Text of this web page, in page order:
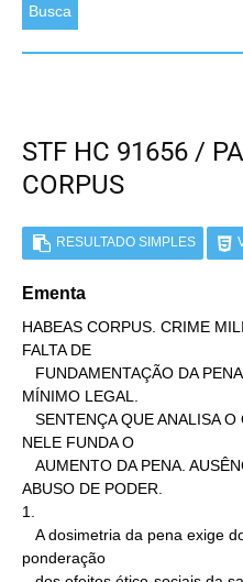
Busca
STF HC 91656 /
CORPUS
RESULTADO SIMPLES
Ementa
HABEAS CORPUS. CRIME
FALTA DE
MÍNIMO LEGAL.
NELE FUNDA O
ABUSO DE PODER.
1.
ponderação